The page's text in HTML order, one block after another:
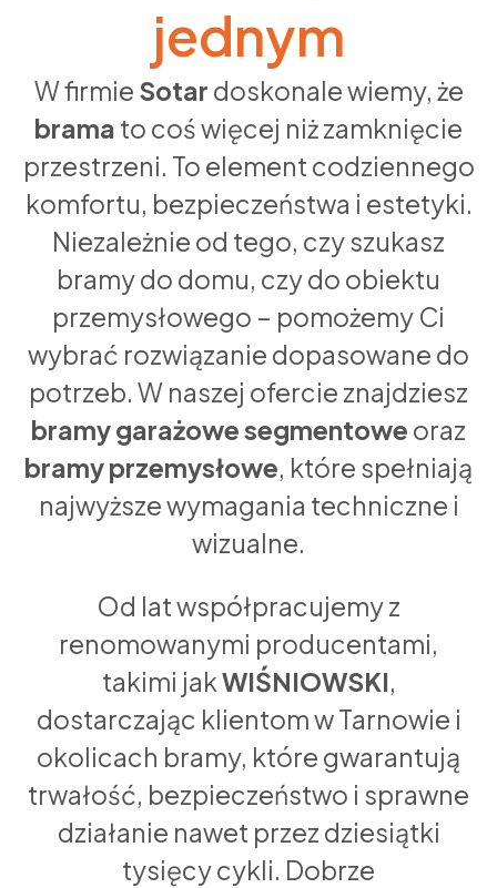
jednym
W firmie Sotar doskonale wiemy, że
brama to coś więcej niż zamknięcie
przestrzeni. To element codziennego
komfortu, bezpieczeństwa i estetyki.
Niezależnie od tego, czy szukasz
bramy do domu, czy do obiektu
przemysłowego – pomożemy Ci
wybrać rozwiązanie dopasowane do
potrzeb. W naszej ofercie znajdziesz
bramy garażowe segmentowe oraz
bramy przemysłowe, które spełniają
najwyższe wymagania techniczne i
wizualne.
Od lat współpracujemy z
renomowanymi producentami,
takimi jakWIŚNIOWSKI,
dostarczając klientom w Tarnowie i
okolicach bramy, które gwarantują
trwałość, bezpieczeństwo i sprawne
działanie nawet przez dziesiątki
tysięcy cykli. Dobrze